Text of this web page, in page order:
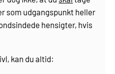
som udgangspunkt heller
hensigter, hvis
kan du altid: